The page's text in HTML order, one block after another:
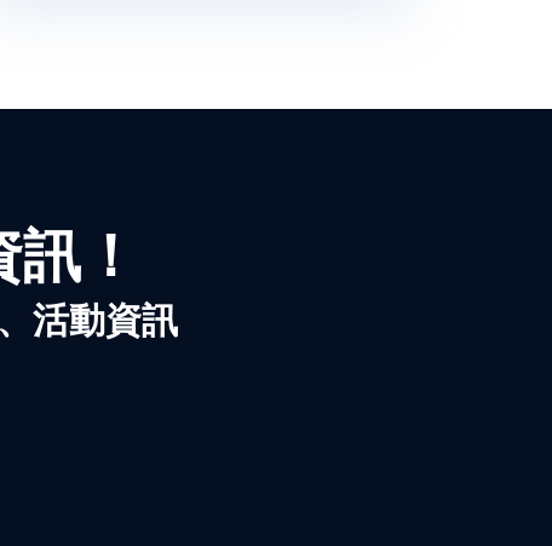
！
活動資訊